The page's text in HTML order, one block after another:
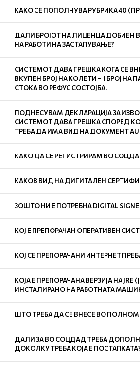
КАКО СЕ ПОПОЛНУВА РУБРИКА 40
ДАЛИ БРОЈОТ НА ЛИЦЕНЦА ДОБИЕН
НА РАБОТИ НА ЗАСТАПУВАЊЕ?
СИСТЕМОТ ДАВА ГРЕШКА КОГА СЕ
ВКУПЕН БРОЈ НА КОЛЕТИ – 1 БРОЈ
СТОКА ВО РЕФУС СОСТОЈБА.
ПОДНЕСУВАМ ДЕКЛАРАЦИЈА ЗА
СИСТЕМОТ ДАВА ГРЕШКА СПОРЕД
ТРЕБА ДА ИМА ВИД НА ДОКУМЕНТ
КАКО ДА СЕ РЕГИСТРИРАМ ВО
КАКОВ ВИД НА ДИГИТАЛЕН
ЗОШТО НИ Е ПОТРЕБНА DIGITAL
КОЈ Е ПРЕПОРАЧАН ОПЕРАТИВЕН
КОЈ СЕ ПРЕПОРАЧАНИ ИНТЕРНЕТ
КОЈА Е ПРЕПОРАЧАНА ВЕРЗИЈА НА JRE
ИНСТАЛИРАНО НА РАБОТНАТА
ШТО ТРЕБА ДА СЕ ВНЕСЕ ВО
ДАЛИ ЗА ВО СОЦДАД ТРЕБА
ДОКОЛКУ ТРЕБА КОЈА Е ПОСТАПКАТА?